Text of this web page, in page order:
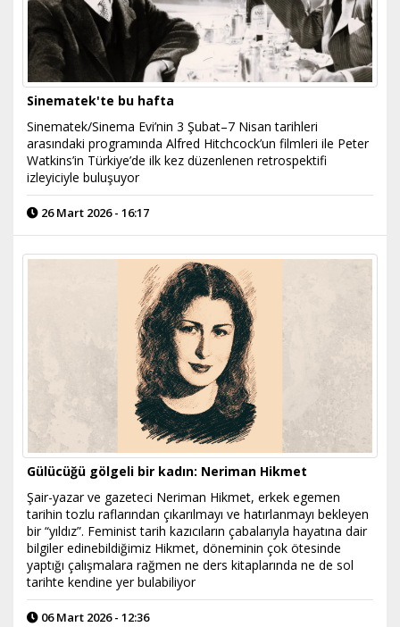
Sinematek'te bu hafta
Sinematek/Sinema Evi’nin 3 Şubat–7 Nisan tarihleri
arasındaki programında Alfred Hitchcock’un filmleri ile Peter
Watkins’in Türkiye’de ilk kez düzenlenen retrospektifi
izleyiciyle buluşuyor
26 Mart 2026 - 16:17
Gülücüğü gölgeli bir kadın: Neriman Hikmet
Şair-yazar ve gazeteci Neriman Hikmet, erkek egemen
tarihin tozlu raflarından çıkarılmayı ve hatırlanmayı bekleyen
bir “yıldız”. Feminist tarih kazıcıların çabalarıyla hayatına dair
bilgiler edinebildiğimiz Hikmet, döneminin çok ötesinde
yaptığı çalışmalara rağmen ne ders kitaplarında ne de sol
tarihte kendine yer bulabiliyor
06 Mart 2026 - 12:36